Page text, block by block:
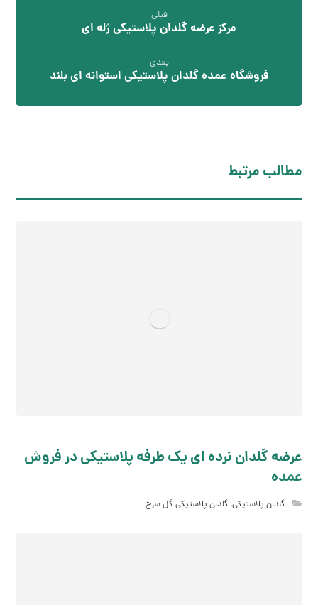
قبلی
مرکز عرضه گلدان پلاستیکی ژله ای
بعدی
فروشگاه عمده گلدان پلاستیکی استوانه ای بلند
مطالب مرتبط
عرضه گلدان نرده ای یک طرفه پلاستیکی در فروش
عمده
گلدان پلاستیکی,گلدان پلاستیکی گل سرخ